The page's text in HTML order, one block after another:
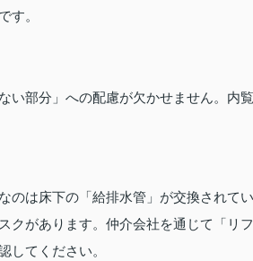
す。
い部分」への配慮が欠かせません。内覧
のは床下の「給排水管」が交換されてい
クがあります。仲介会社を通じて「リフ
してください。